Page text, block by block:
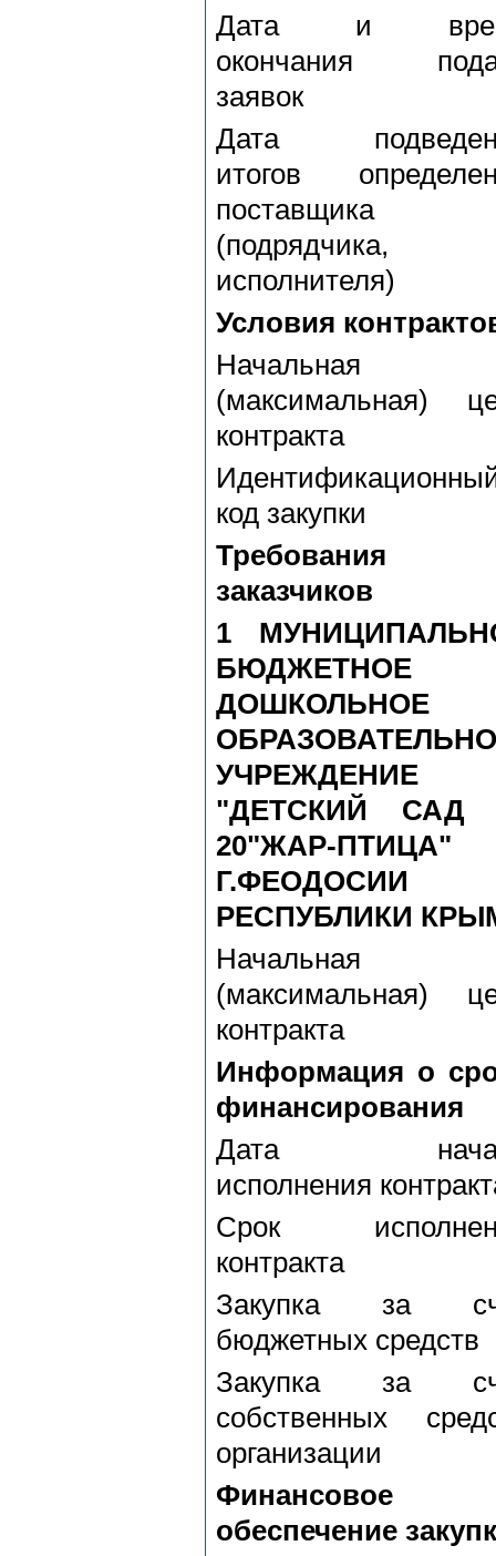
Дата и
окончания
заявок
Дата
итогов
поставщика
(подрядчика,
исполнителя)
Условия
Начальная
(максимальная)
контракта
код закупки
Требования
заказчиков
1
БЮДЖЕТНОЕ
ДОШКОЛЬНОЕ
УЧРЕЖДЕНИЕ
"ДЕТСКИЙ
20"ЖАР-ПТИЦА"
Г.ФЕОДОСИИ
РЕСПУБЛИКИ
Начальная
(максимальная)
контракта
Информация о
финансирования
Дата
исполнения
Срок
контракта
Закупка за
бюджетных средств
Закупка за
собственных
организации
Финансовое
обеспечение